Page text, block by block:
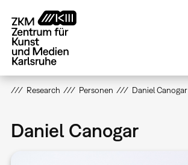
zum
Inhalt
Research Personen Daniel Canogar
Daniel Canogar